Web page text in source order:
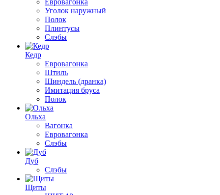
Евровагонка
Уголок наружный
Полок
Плинтусы
Слэбы
Кедр
Евровагонка
Штиль
Шиндель (дранка)
Имитация бруса
Полок
Ольха
Вагонка
Евровагонка
Слэбы
Дуб
Слэбы
Щиты